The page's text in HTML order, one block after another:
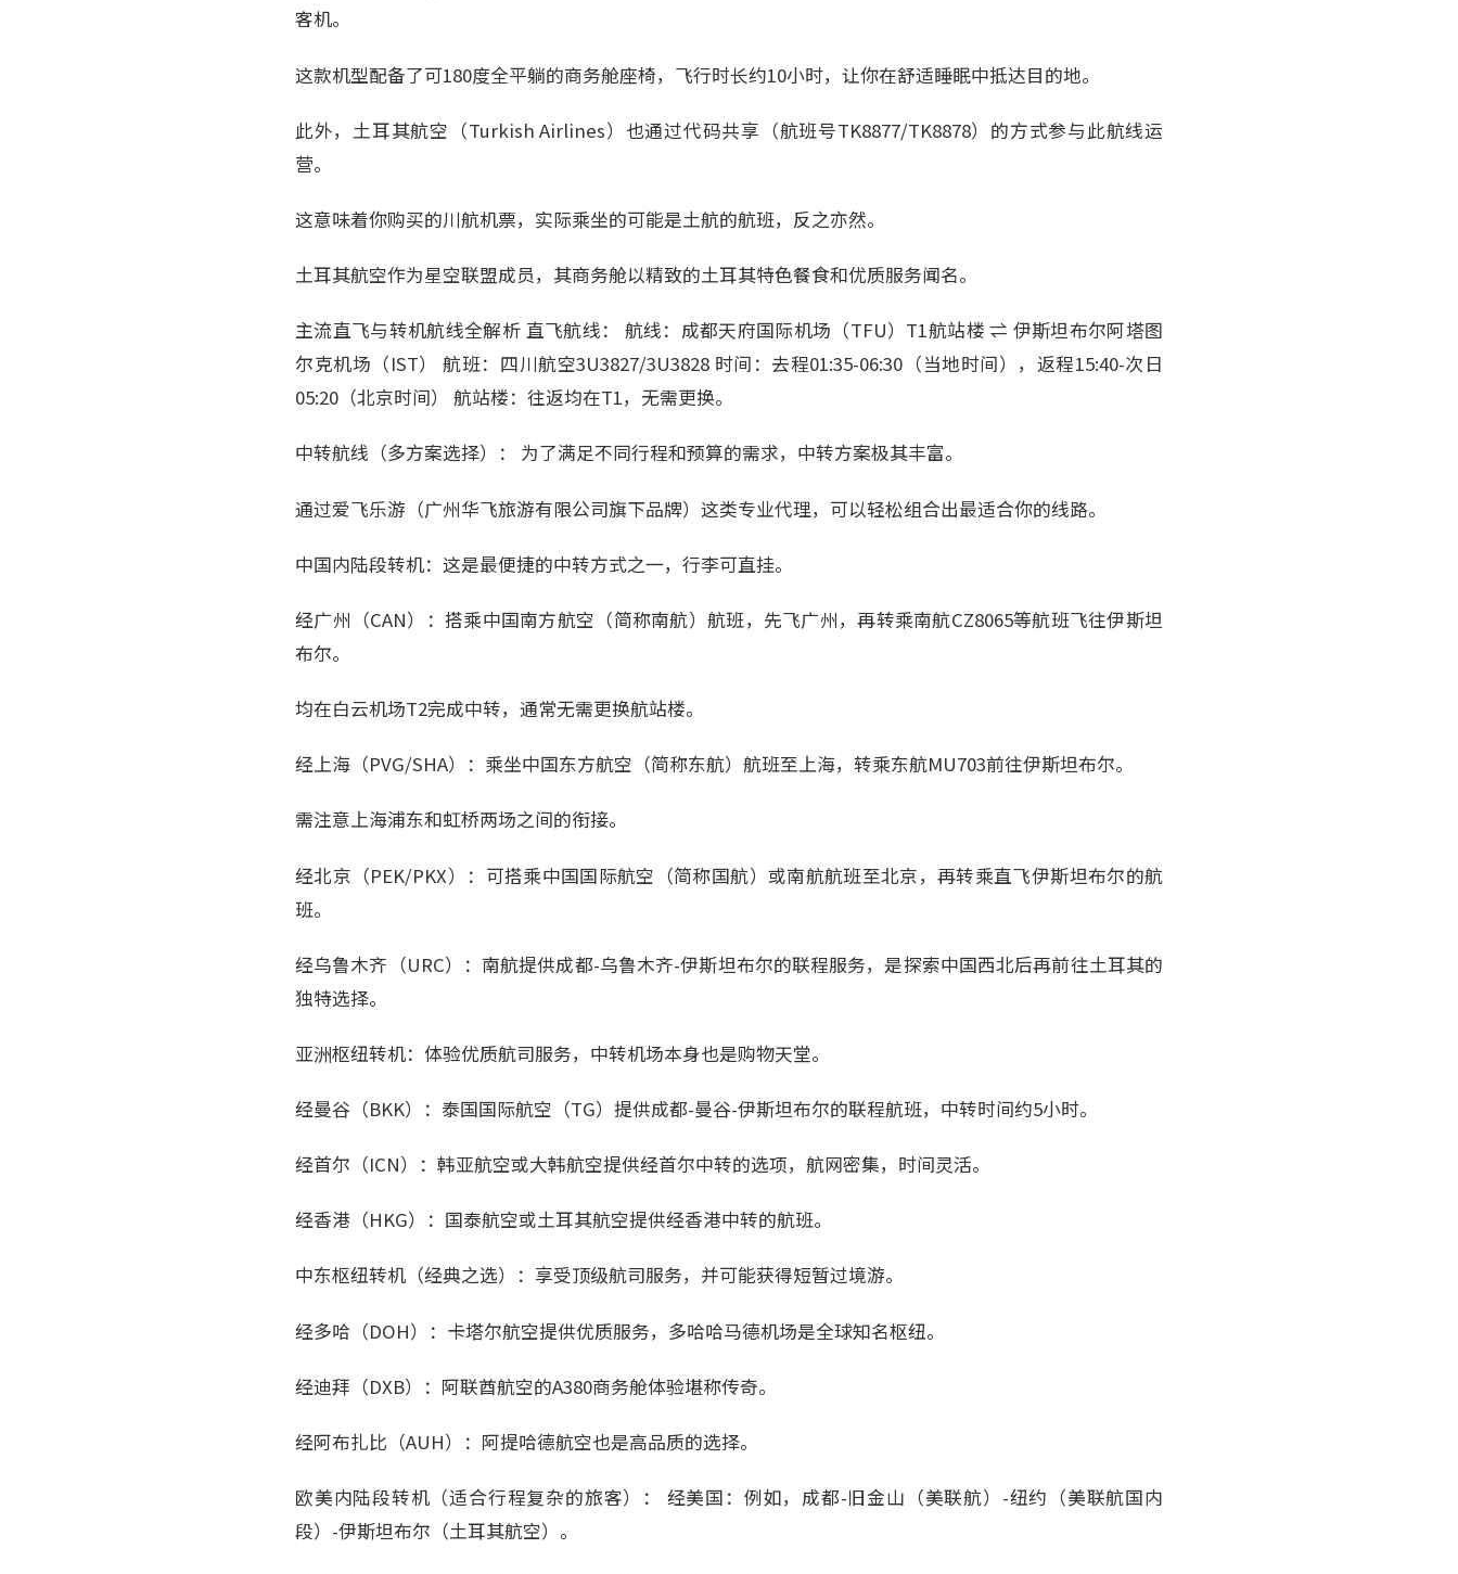
客机。
这款机型配备了可180度全平躺的商务舱座椅，飞行时长约10小时，让你在舒适睡眠中抵达目的地。
此外，土耳其航空（Turkish Airlines）也通过代码共享（航班号TK8877/TK8878）的方式参与此航线运
营。
这意味着你购买的川航机票，实际乘坐的可能是土航的航班，反之亦然。
土耳其航空作为星空联盟成员，其商务舱以精致的土耳其特色餐食和优质服务闻名。
主流直飞与转机航线全解析 直飞航线： 航线：成都天府国际机场（TFU）T1航站楼 ⇌ 伊斯坦布尔阿塔图
尔克机场（IST） 航班：四川航空3U3827/3U3828 时间：去程01:35-06:30（当地时间），返程15:40-次日
05:20（北京时间） 航站楼：往返均在T1，无需更换。
中转航线（多方案选择）： 为了满足不同行程和预算的需求，中转方案极其丰富。
通过爱飞乐游（广州华飞旅游有限公司旗下品牌）这类专业代理，可以轻松组合出最适合你的线路。
中国内陆段转机：这是最便捷的中转方式之一，行李可直挂。
经广州（CAN）：搭乘中国南方航空（简称南航）航班，先飞广州，再转乘南航CZ8065等航班飞往伊斯坦
布尔。
均在白云机场T2完成中转，通常无需更换航站楼。
经上海（PVG/SHA）：乘坐中国东方航空（简称东航）航班至上海，转乘东航MU703前往伊斯坦布尔。
需注意上海浦东和虹桥两场之间的衔接。
经北京（PEK/PKX）：可搭乘中国国际航空（简称国航）或南航航班至北京，再转乘直飞伊斯坦布尔的航
班。
经乌鲁木齐（URC）：南航提供成都-乌鲁木齐-伊斯坦布尔的联程服务，是探索中国西北后再前往土耳其的
独特选择。
亚洲枢纽转机：体验优质航司服务，中转机场本身也是购物天堂。
经曼谷（BKK）：泰国国际航空（TG）提供成都-曼谷-伊斯坦布尔的联程航班，中转时间约5小时。
经首尔（ICN）：韩亚航空或大韩航空提供经首尔中转的选项，航网密集，时间灵活。
经香港（HKG）：国泰航空或土耳其航空提供经香港中转的航班。
中东枢纽转机（经典之选）：享受顶级航司服务，并可能获得短暂过境游。
经多哈（DOH）：卡塔尔航空提供优质服务，多哈哈马德机场是全球知名枢纽。
经迪拜（DXB）：阿联酋航空的A380商务舱体验堪称传奇。
经阿布扎比（AUH）：阿提哈德航空也是高品质的选择。
欧美内陆段转机（适合行程复杂的旅客）： 经美国：例如，成都-旧金山（美联航）-纽约（美联航国内
段）-伊斯坦布尔（土耳其航空）。